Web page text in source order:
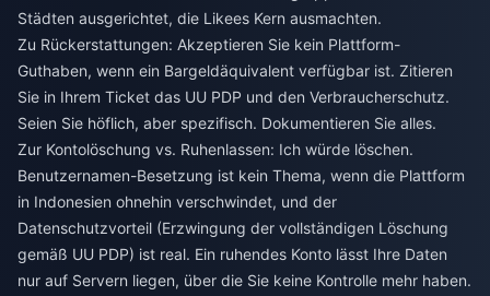
Städten ausgerichtet, die Likees Kern ausmachten.
Zu Rückerstattungen: Akzeptieren Sie kein Plattform-
Guthaben, wenn ein Bargeldäquivalent verfügbar ist. Zitieren
Sie in Ihrem Ticket das UU PDP und den Verbraucherschutz.
Seien Sie höflich, aber spezifisch. Dokumentieren Sie alles.
Zur Kontolöschung vs. Ruhenlassen: Ich würde löschen.
Benutzernamen-Besetzung ist kein Thema, wenn die Plattform
in Indonesien ohnehin verschwindet, und der
Datenschutzvorteil (Erzwingung der vollständigen Löschung
gemäß UU PDP) ist real. Ein ruhendes Konto lässt Ihre Daten
nur auf Servern liegen, über die Sie keine Kontrolle mehr haben.